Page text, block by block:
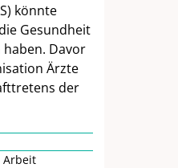
könnte
Gesundheit
Davor
Ärzte
der
Arbeit